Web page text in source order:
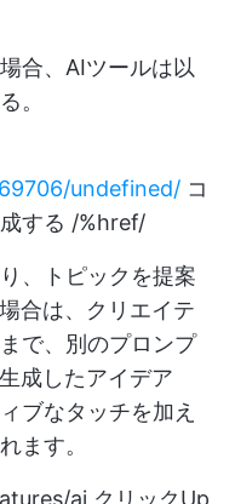
合、AIツールは以
。
undefined/ コ
する /%href/
、トピックを提案
合は、クリエイテ
で、別のプロンプ
成したアイデア
ブなタッチを加え
ます。
ai クリックUp